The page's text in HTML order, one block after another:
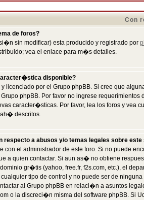
Con
de foros?
sin modificar) esta producido y registrado por
vea el enlace para m�s detalles.
disponible?
y licenciado por el Grupo phpBB. Si cree que
phpBB. Por favor no ingrese
caracter�sticas. Por favor, lea los foros y vea
descritos.
a abusos y/o temas legales sobre este
con el administrador de este foro. Si no puede
a quien contactar. Si aun as� no obtiene
gr�tis (yahoo, free.fr, f2s.com, etc.), el
tipo de control y no puede ser de
al Grupo phpBB en relaci�n a asuntos
o la discreci�n misma del software phpBB. Si